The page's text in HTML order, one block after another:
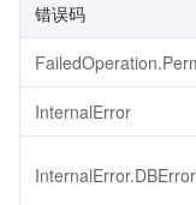
错误码
InternalError
InternalError.DBError